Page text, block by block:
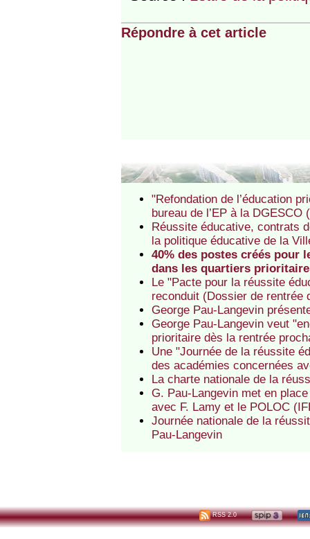
Répondre à cet article
"Refondation de l’éducation
bureau de l’EP à la
Réussite éducative, contrats
la politique éducative de la
40% des postes créés pour
dans les quartiers
Le "Pacte pour la réussite
reconduit (Dossier de rentrée
George Pau-Langevin
George Pau-Langevin veut
prioritaire dès la rentrée
Une "Journée de la réussite
des académies concernées
La charte nationale de la
G. Pau-Langevin met en
avec F. Lamy et le POLOC
Journée nationale de la
Pau-Langevin
RSS 2.0